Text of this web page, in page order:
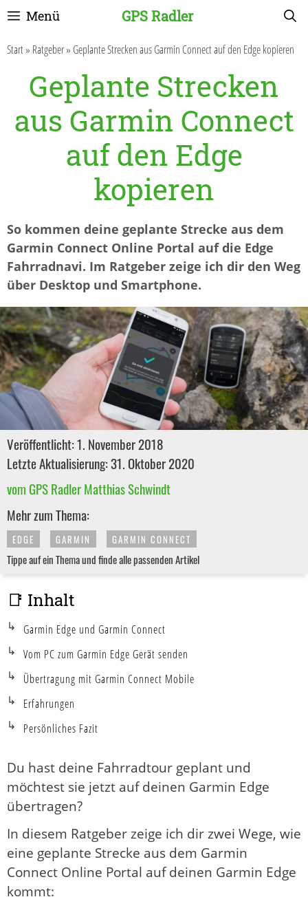
Zum
springen
GPS Radler
Menü
Start» Ratgeber» Geplante Strecken aus Garmin Connect auf den Edge kopieren
Geplante Strecken
aus Garmin Connect
auf den Edge
kopieren
So kommen deine geplante Strecke aus dem
Garmin Connect Online Portal auf die Edge
Fahrradnavi. Im Ratgeber zeige ich dir den Weg
über Desktop und Smartphone.
Veröffentlicht: 1. November 2018
Letzte Aktualisierung: 31. Oktober 2020
vom GPS Radler Matthias Schwindt
Mehr zum Thema:
EDGE GARMIN GARMIN CONNECT
Tippe auf ein Thema und finde alle passenden Artikel
Du hast deine Fahrradtour geplant und
möchtest sie jetzt auf deinen Garmin Edge
übertragen?
In diesem Ratgeber zeige ich dir zwei Wege, wie
eine geplante Strecke aus dem Garmin
Connect Online Portal auf deinen Garmin Edge
kommt:
📑 Inhalt
Garmin Edge und Garmin Connect
Vom PC zum Garmin Edge Gerät senden
Übertragung mit Garmin Connect Mobile
Erfahrungen
Persönliches Fazit